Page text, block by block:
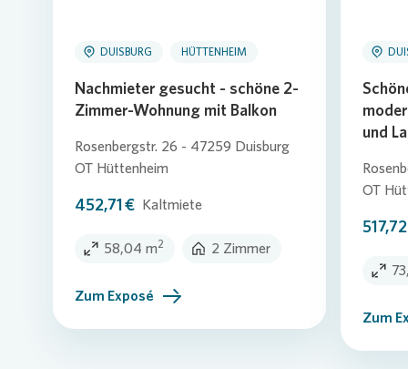
DUISBURG HÜTTENHEIM
Nachmieter gesucht - schöne 2-
Zimmer-Wohnung mit Balkon
Rosenbergstr. 26 - 47259 Duisburg
OT Hüttenheim
452,71 € Kaltmiete
58,04 m2 2 Zimmer
Zum Exposé
und
OT
Zum